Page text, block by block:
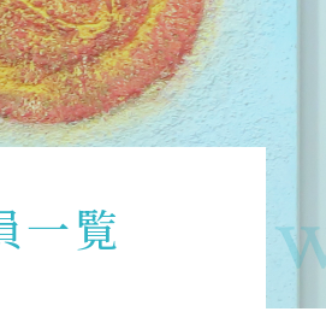
学校生活
School Life
入学案内
入試イベント
一覧